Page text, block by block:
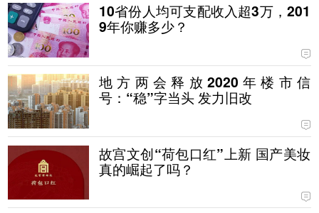
10省份人均可支配收入超3万，201
9年你赚多少？
地方两会释放2020年楼市信
号：“稳”字当头 发力旧改
故宫文创“荷包口红”上新 国产美妆
真的崛起了吗？